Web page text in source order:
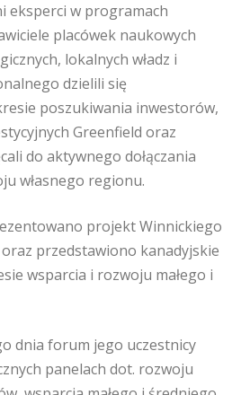
eksperci w programach
placówek naukowych
lokalnych władz i
dzielili się
poszukiwania inwestorów,
Greenfield oraz
do aktywnego dołączania
własnego regionu.
projekt Winnickiego
przedstawiono kanadyjskie
wsparcia i rozwoju małego i
dnia forum jego uczestnicy
panelach dot. rozwoju